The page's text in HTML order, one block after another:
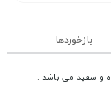
بازخوردها
و سفید می باشد .